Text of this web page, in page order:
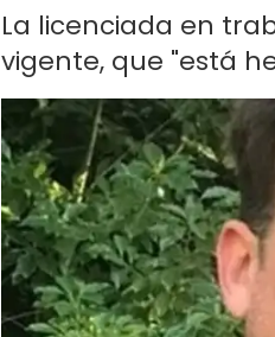
La licenciada en
vigente, que "está